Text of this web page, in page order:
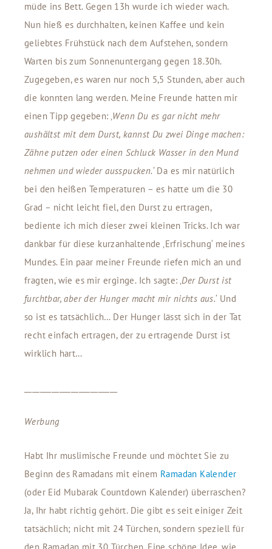
müde ins Bett. Gegen 13h wurde ich wieder wach.
Nun hieß es durchhalten, keinen Kaffee und kein
geliebtes Frühstück nach dem Aufstehen, sondern
Warten bis zum Sonnenuntergang gegen 18.30h.
Zugegeben, es waren nur noch 5,5 Stunden, aber auch
die konnten lang werden. Meine Freunde hatten mir
einen Tipp gegeben: ‚Wenn Du es gar nicht mehr
aushältst mit dem Durst, kannst Du zwei Dinge machen:
Zähne putzen oder einen Schluck Wasser in den Mund
nehmen und wieder ausspucken.‘Da es mir natürlich
bei den heißen Temperaturen – es hatte um die 30
Grad – nicht leicht fiel, den Durst zu ertragen,
bediente ich mich dieser zwei kleinen Tricks. Ich war
dankbar für diese kurzanhaltende ‚Erfrischung‘ meines
Mundes. Ein paar meiner Freunde riefen mich an und
fragten, wie es mir erginge. Ich sagte: ‚Der Durst ist
furchtbar, aber der Hunger macht mir nichts aus.‘Und
so ist es tatsächlich… Der Hunger lässt sich in der Tat
recht einfach ertragen, der zu ertragende Durst ist
wirklich hart…
Werbung
Habt Ihr muslimische Freunde und möchtet Sie zu
Beginn des Ramadans mit einem Ramadan Kalender
(oder Eid Mubarak Countdown Kalender) überraschen?
Ja, Ihr habt richtig gehört. Die gibt es seit einiger Zeit
tatsächlich; nicht mit 24 Türchen, sondern speziell für